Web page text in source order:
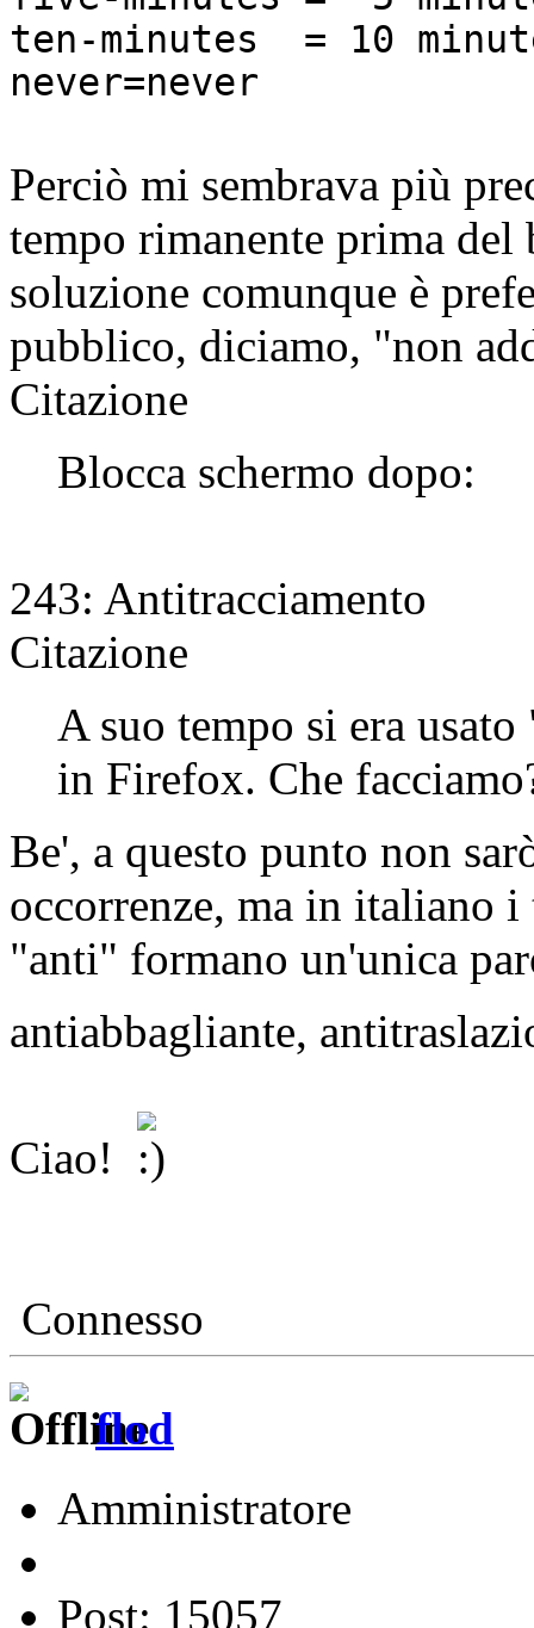
ten-minutes = 10
never=never
Perciò mi sembrava più
tempo rimanente prima del
soluzione comunque è
pubblico, diciamo, "non
Citazione
Blocca schermo dopo:
243: Antitracciamento
Citazione
A suo tempo si era
in Firefox. Che
Be', a questo punto non
occorrenze, ma in italiano
"anti" formano un'unica
antiabbagliante,
Ciao!
Connesso
flod
Amministratore
Post: 15057